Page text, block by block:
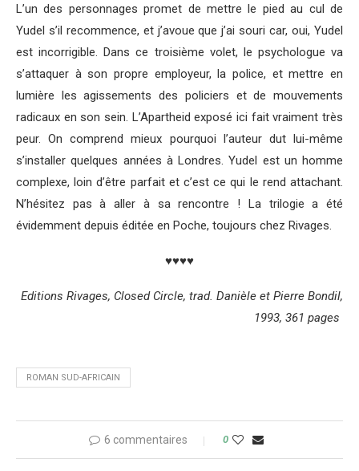
L’un des personnages promet de mettre le pied au cul de
Yudel s’il recommence, et j’avoue que j’ai souri car, oui, Yudel
est incorrigible. Dans ce troisième volet, le psychologue va
s’attaquer à son propre employeur, la police, et mettre en
lumière les agissements des policiers et de mouvements
radicaux en son sein. L’Apartheid exposé ici fait vraiment très
peur. On comprend mieux pourquoi l’auteur dut lui-même
s’installer quelques années à Londres. Yudel est un homme
complexe, loin d’être parfait et c’est ce qui le rend attachant.
N’hésitez pas à aller à sa rencontre ! La trilogie a été
évidemment depuis éditée en Poche, toujours chez Rivages.
♥♥♥♥
Editions Rivages, Closed Circle, trad. Danièle et Pierre Bondil,
1993, 361 pages
ROMAN SUD-AFRICAIN
6 commentaires 0